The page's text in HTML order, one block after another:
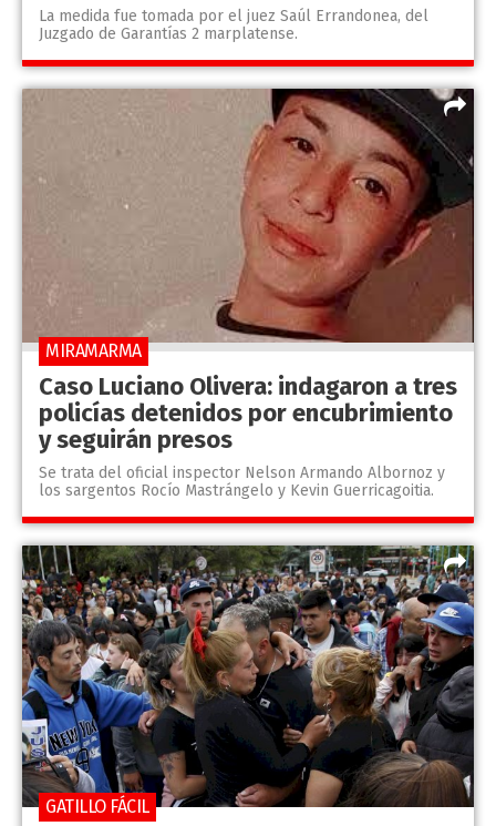
La medida fue tomada por el juez Saúl Errandonea, del
Juzgado de Garantías 2 marplatense.
Caso Luciano Olivera: indagaron a tres
policías detenidos por encubrimiento
y seguirán presos
Se trata del oficial inspector Nelson Armando Albornoz y
los sargentos Rocío Mastrángelo y Kevin Guerricagoitia.
MIRAMARMA
GATILLO FÁCIL